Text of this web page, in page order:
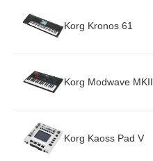
Korg Kronos 61
Korg Modwave MKII
Korg Kaoss Pad V